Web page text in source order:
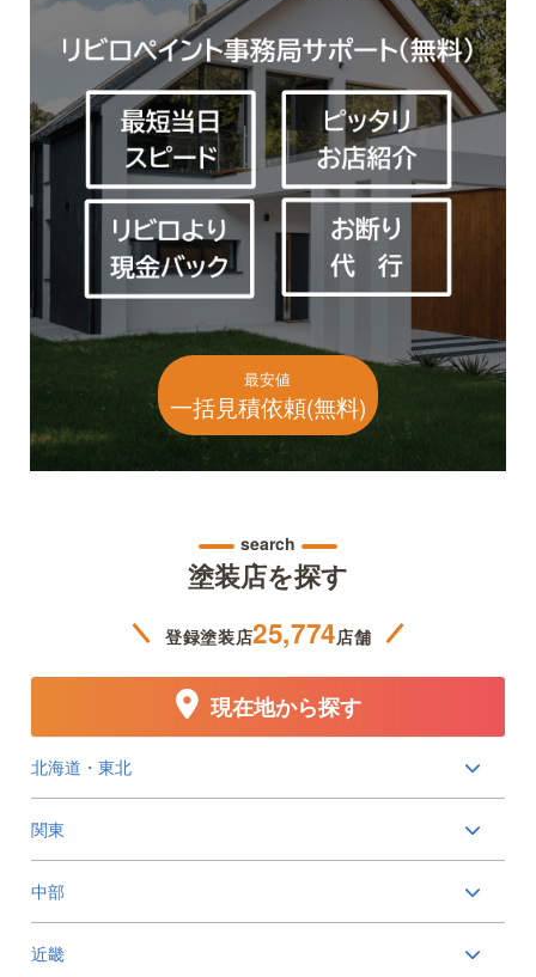
最安値
一括見積依頼(無料)
search
塗装店を探す
登録塗装店25,774店舗
北海道・東北
関東
中部
近畿
現在地から探す